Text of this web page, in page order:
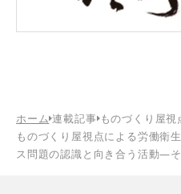
ホーム 連載記事 ものづくり屋
ものづくり屋視点による労働
ス問題の認識と向き合う活動―